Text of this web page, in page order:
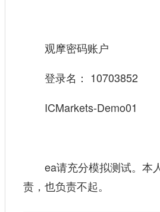
观摩密码账户
登录名： 10703852
ICMarkets-Demo01
ea请充分模拟测试。本
责，也负责不起。